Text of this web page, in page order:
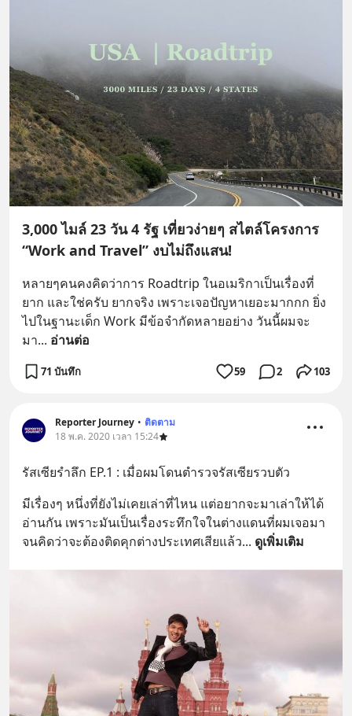
3,000 ไมล์ 23 วัน 4 รัฐ เที่ยวง่ายๆ สไตล์โครงการ
“Work and Travel” งบไม่ถึงแสน!
หลายๆคนคงคิดว่าการ Roadtrip ในอเมริกาเป็นเรื่องที่
ยาก และใช่ครับ ยากจริง เพราะเจอปัญหาเยอะมากกก ยิ่ง
ไปในฐานะเด็ก Work มีข้อจำกัดหลายอย่าง วันนี้ผมจะ
มา... อ่านต่อ
71 บันทึก 59 2 103
Reporter Journey • ติดตาม
18 พ.ค. 2020 เวลา 15:24
รัสเซียรำลึก EP.1 : เมื่อผมโดนตำรวจรัสเซียรวบตัว
มีเรื่องๆ หนึ่งที่ยังไม่เคยเล่าที่ไหน แต่อยากจะมาเล่าให้ได้
อ่านกัน เพราะมันเป็นเรื่องระทึกใจในต่างแดนที่ผมเจอมา
จนคิดว่าจะต้องติดคุกต่างประเทศเสียแล้ว... ดูเพิ่มเติม